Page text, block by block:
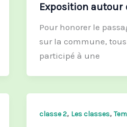
Exposition autour
Pour honorer le
sur la commune,
participé à une
classe 2, Les classes,